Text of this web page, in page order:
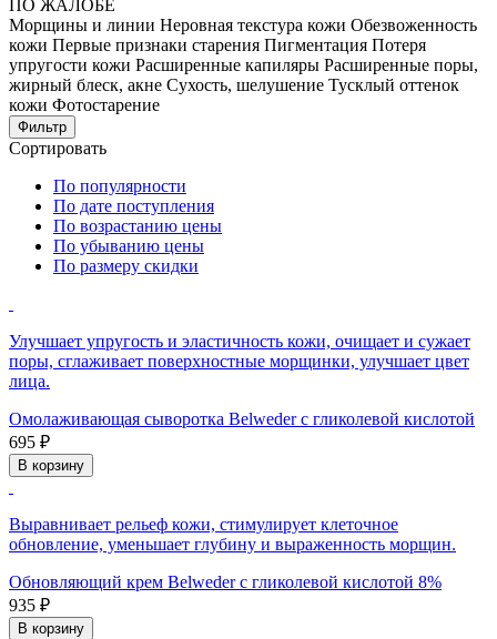
ПО ЖАЛОБЕ
Морщины и линии Неровная текстура кожи Обезвоженность
кожи Первые признаки старения Пигментация Потеря
упругости кожи Расширенные капиляры Расширенные поры,
жирный блеск, акне Сухость, шелушение Тусклый оттенок
кожи Фотостарение
Фильтр
Сортировать
По популярности
По дате поступления
По возрастанию цены
По убыванию цены
По размеру скидки
Улучшает упругость и эластичность кожи, очищает и сужает
поры, сглаживает поверхностные морщинки, улучшает цвет
лица.
Омолаживающая сыворотка Belweder с гликолевой кислотой
695 ₽
В корзину
Выравнивает рельеф кожи, стимулирует клеточное
обновление, уменьшает глубину и выраженность морщин.
Обновляющий крем Belweder с гликолевой кислотой 8%
935 ₽
В корзину